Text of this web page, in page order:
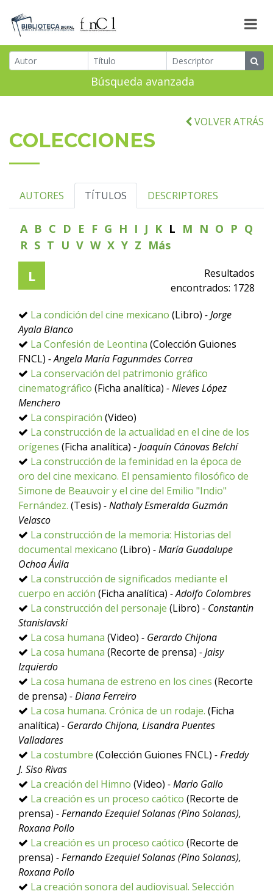
Búsqueda avanzada
VOLVER ATRÁS
COLECCIONES
AUTORES TÍTULOS DESCRIPTORES
A B C D E F G H I J K L M N O P Q
R S T U V W X Y Z Más
L
Resultados
encontrados: 1728
La condición del cine mexicano (Libro) - Jorge
Ayala Blanco
La Confesión de Leontina (Colección Guiones
FNCL) - Angela María Fagunmdes Correa
La conservación del patrimonio gráfico
cinematográfico (Ficha analítica) - Nieves López
Menchero
La conspiración (Video)
La construcción de la actualidad en el cine de los
orígenes (Ficha analítica) - Joaquín Cánovas Belchí
La construcción de la feminidad en la época de
oro del cine mexicano. El pensamiento filosófico de
Simone de Beauvoir y el cine del Emilio "Indio"
Fernández. (Tesis) - Nathaly Esmeralda Guzmán
Velasco
La construcción de la memoria: Historias del
documental mexicano (Libro) - María Guadalupe
Ochoa Ávila
La construcción de significados mediante el
cuerpo en acción (Ficha analítica) - Adolfo Colombres
La construcción del personaje (Libro) - Constantin
Stanislavski
La cosa humana (Video) - Gerardo Chijona
La cosa humana (Recorte de prensa) - Jaisy
Izquierdo
La cosa humana de estreno en los cines (Recorte
de prensa) - Diana Ferreiro
La cosa humana. Crónica de un rodaje. (Ficha
analítica) - Gerardo Chijona, Lisandra Puentes
Valladares
La costumbre (Colección Guiones FNCL) - Freddy
J. Siso Rivas
La creación del Himno (Video) - Mario Gallo
La creación es un proceso caótico (Recorte de
prensa) - Fernando Ezequiel Solanas (Pino Solanas),
Roxana Pollo
La creación es un proceso caótico (Recorte de
prensa) - Fernando Ezequiel Solanas (Pino Solanas),
Roxana Pollo
La creación sonora del audiovisual. Selección